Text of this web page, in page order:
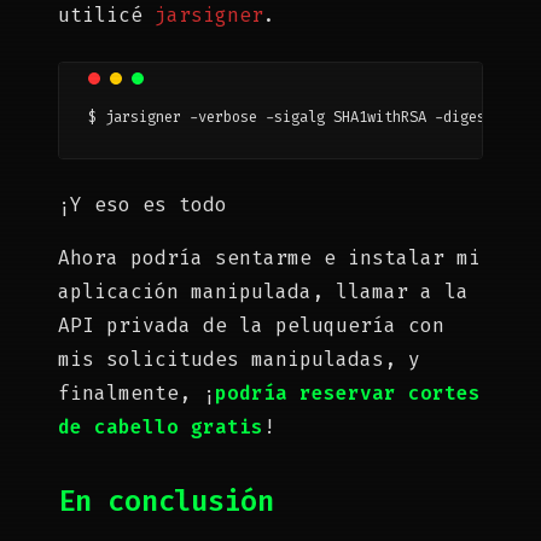
utilicé jarsigner.
$ jarsigner -verbose -sigalg SHA1withRSA -digestalg
¡Y eso es todo
Ahora podría sentarme e instalar mi
aplicación manipulada, llamar a la
API privada de la peluquería con
mis solicitudes manipuladas, y
finalmente, ¡podría reservar cortes
de cabello gratis !
En conclusión